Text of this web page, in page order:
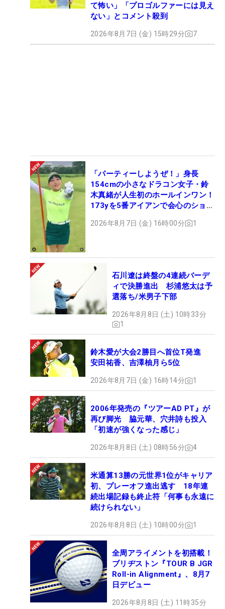
て怖い」「プロゴルファーには見え
ない」とコメント殺到
2026年8月7日 (金) 15時29分 7
「パーティーしようぜ！」身長
154cmの小さなドラコン女子・鈴
木真緒が人生初のホールインワン！
173yを5番アイアンで会心のショッ
2026年8月7日 (金) 16時00分 1
石川遼は終盤の4連続バーデ
ィで決勝進出 杉浦悠太は予
選落ち/米男子下部
2026年8月8日 (土) 10時33分
1
鈴木愛が大会2勝目へ首位T発進
安田祐香、吉澤柚月ら5位
2026年8月7日 (金) 16時14分 1
2006年発売の『ツアーAD PT』が
再び脚光 脇元華、穴井詩も投入
「初速が強くなった感じ」
2026年8月8日 (土) 08時56分 4
米通算13勝の元世界1位がキャリア
初、プレーオフ進出逃す 18年連
続出場記録も終止符「何事も永遠に
続けられない」
2026年8月8日 (土) 10時00分 1
全周アライメントを初搭載！
ブリヂストン『TOUR B JGR
Roll-in Alignment』、8月7
日デビュー
2026年8月8日 (土) 11時35分